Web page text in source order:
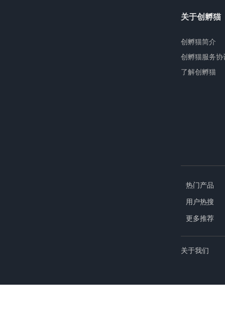
关于创孵猫
创孵猫简介
创孵猫服务协
了解创孵猫
热门产品
用户热搜
更多推荐
关于我们